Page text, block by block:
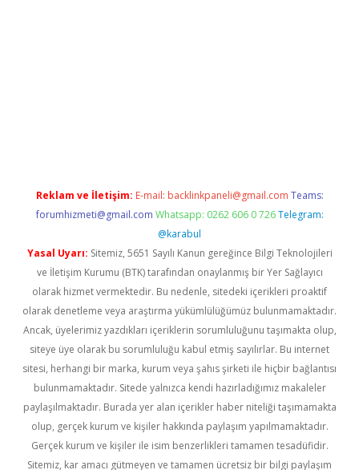
Reklam ve İletişim: E-mail: backlinkpaneli@gmail.com Teams:
forumhizmeti@gmail.com Whatsapp: 0262 606 0 726 Telegram:
@karabul
Yasal Uyarı: Sitemiz, 5651 Sayılı Kanun gereğince Bilgi Teknolojileri
ve İletişim Kurumu (BTK) tarafından onaylanmış bir Yer Sağlayıcı
olarak hizmet vermektedir. Bu nedenle, sitedeki içerikleri proaktif
olarak denetleme veya araştırma yükümlülüğümüz bulunmamaktadır.
Ancak, üyelerimiz yazdıkları içeriklerin sorumluluğunu taşımakta olup,
siteye üye olarak bu sorumluluğu kabul etmiş sayılırlar. Bu internet
sitesi, herhangi bir marka, kurum veya şahıs şirketi ile hiçbir bağlantısı
bulunmamaktadır. Sitede yalnızca kendi hazırladığımız makaleler
paylaşılmaktadır. Burada yer alan içerikler haber niteliği taşımamakta
olup, gerçek kurum ve kişiler hakkında paylaşım yapılmamaktadır.
Gerçek kurum ve kişiler ile isim benzerlikleri tamamen tesadüfidir.
Sitemiz, kar amacı gütmeyen ve tamamen ücretsiz bir bilgi paylaşım